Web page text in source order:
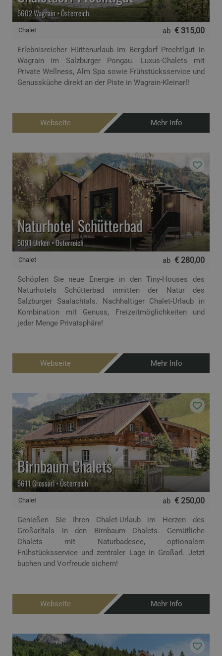
Chalet
5602 Wagrain • Österreich
ab € 315,00
Erlebnisreicher Hüttenurlaub im Bergdorf Prechtlgut in
Wagrain im Salzburger Pongau. Luxus-Chalets mit
Private Wellness, Alm Spa sowie Frühstücksservice und
Genussküche direkt an der Piste in Wagrain-Kleinarl!
Webseite Mehr Info
Chalet
Naturhotel Schütterbad
5091 Unken • Österreich
ab € 280,00
Schöpfen Sie neue Energie in den Tiny-Houses des
Naturhotels Schütterbad inmitten der Natur des
Salzburger Saalachtals. Nachhaltiger Chalet-Urlaub in
Kombination mit Genuss, Freizeitmöglichkeiten und
jeder Menge Privatsphäre!
Webseite Mehr Info
Chalet
Birnbaum Chalets
5611 Grossarl • Österreich
ab € 250,00
Genießen Sie Ihren Chalet-Urlaub im Herzen des
Großarltals in den Birnbaum Chalets. Gemütliche
Chalets mit Naturbadesee, optionalem
Frühstücksservice und zentraler Lage in Großarl. Jetzt
buchen und Vorfreude sichern!
Webseite Mehr Info